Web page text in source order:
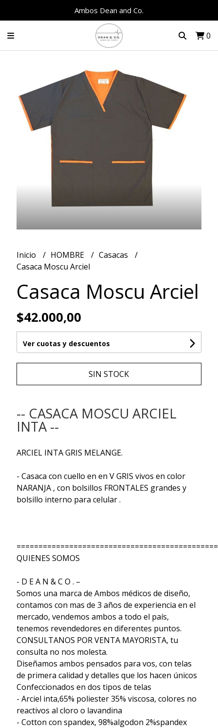
Ambos Dean and Co.
0
Inicio HOMBRE
Casacas
Casaca Moscu Arciel
Casaca Moscu Arciel
$42.000,00
Ver cuotas y descuentos
SIN STOCK
-- CASACA MOSCU ARCIEL
INTA --
ARCIEL INTA GRIS MELANGE.
- Casaca con cuello en en V GRIS vivos en color
NARANJA , con bolsillos FRONTALES grandes y
bolsillo interno para celular .
QUIENES SOMOS
- D E A N & C O . –
Somos una marca de Ambos médicos de diseño,
contamos con mas de 3 años de experiencia en el
mercado, vendemos ambos a todo el país,
tenemos revendedores en diferentes puntos.
CONSULTANOS POR VENTA MAYORISTA, tu
consulta no nos molesta.
Diseñamos ambos pensados para vos, con telas
de primera calidad y detalles que los hacen únicos
Confeccionados en dos tipos de telas
- Arciel inta,65% poliester 35% viscosa, colores no
reactivos al cloro o lavandina
- Cotton con spandex, 98%algodon 2%spandex